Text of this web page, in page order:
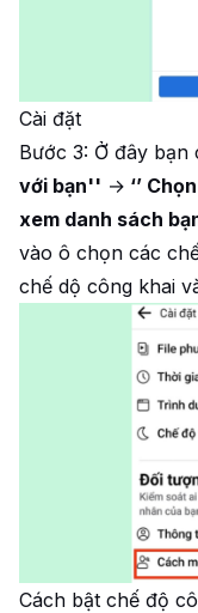
Cài đặt
Bước 3: Ở đây bạn
với bạn'' → ‘’
xem danh sách
vào ô chọn các
chế dộ công khai
Cách bật chế độ